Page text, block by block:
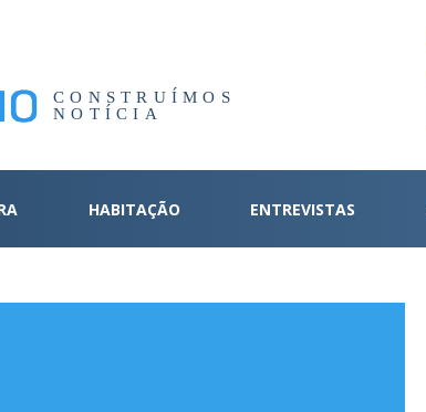
CONSTRUÍMOS
NOTÍCIA
HABITAÇÃO ENTREVISTAS